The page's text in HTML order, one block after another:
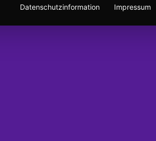
Datenschutzinformation Impressum